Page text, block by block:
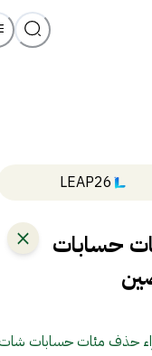
LEAP26
حسابات
حذف مئات حسابات شات